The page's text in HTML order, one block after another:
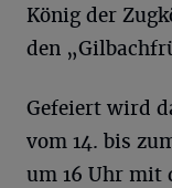
König der
den
Gefeiert wird
vom 14. bis
um 16 Uhr mit